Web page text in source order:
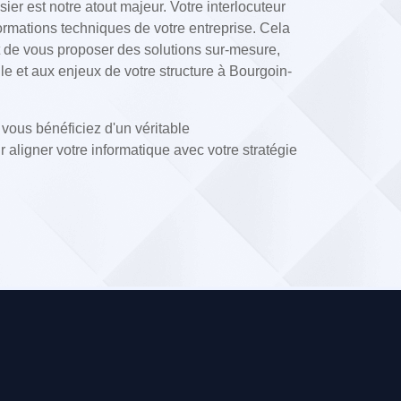
est notre atout majeur. Votre interlocuteur
techniques de votre entreprise. Cela
vous proposer des solutions sur-mesure,
et aux enjeux de votre structure à Bourgoin-
bénéficiez d'un véritable
aligner votre informatique avec votre stratégie